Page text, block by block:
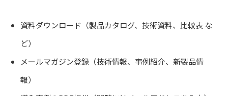
資料ダウンロード（製品カタログ、技術資料、比較表 な
ど）
メールマガジン登録（技術情報、事例紹介、新製品情
報）